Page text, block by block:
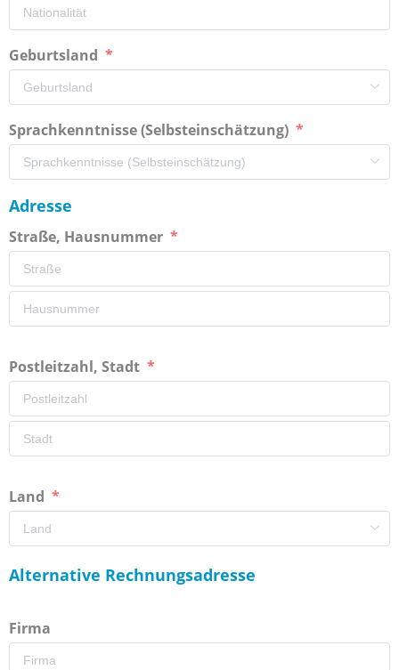
Geburtsland
Sprachkenntnisse (Selbsteinschätzung)
Adresse
Straße, Hausnummer
Postleitzahl, Stadt
Land
Alternative Rechnungsadresse
Firma